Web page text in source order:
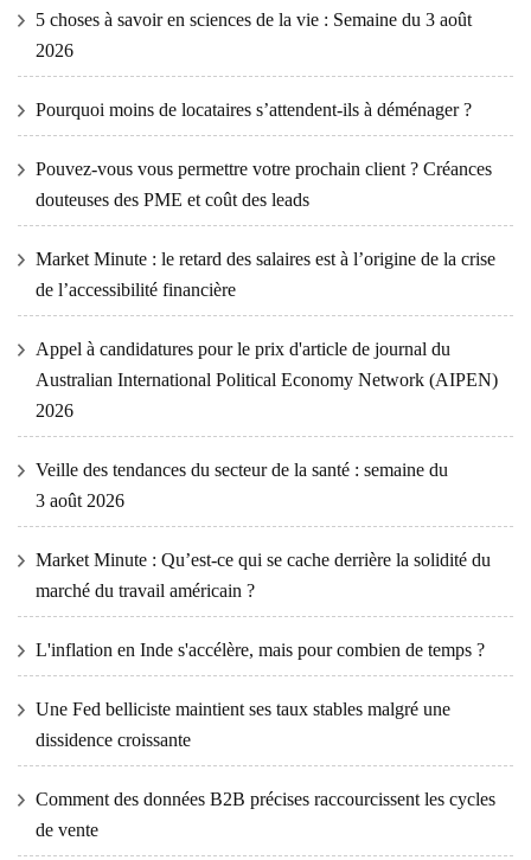
5 choses à savoir en sciences de la vie : Semaine du 3 août
2026
Pourquoi moins de locataires s’attendent-ils à déménager ?
Pouvez-vous vous permettre votre prochain client ? Créances
douteuses des PME et coût des leads
Market Minute : le retard des salaires est à l’origine de la crise
de l’accessibilité financière
Appel à candidatures pour le prix d'article de journal du
Australian International Political Economy Network (AIPEN)
2026
Veille des tendances du secteur de la santé : semaine du
3 août 2026
Market Minute : Qu’est-ce qui se cache derrière la solidité du
marché du travail américain ?
L'inflation en Inde s'accélère, mais pour combien de temps ?
Une Fed belliciste maintient ses taux stables malgré une
dissidence croissante
Comment des données B2B précises raccourcissent les cycles
de vente